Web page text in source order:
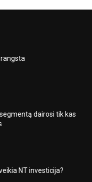
dairosi tik kas
NT investicija?